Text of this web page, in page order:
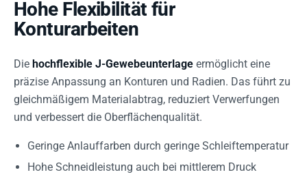
Hohe Flexibilität für
Konturarbeiten
Die hochflexible J-Gewebeunterlage ermöglicht eine
präzise Anpassung an Konturen und Radien. Das führt zu
gleichmäßigem Materialabtrag, reduziert Verwerfungen
und verbessert die Oberflächenqualität.
Geringe Anlauffarben durch geringe Schleiftemperatur
Hohe Schneidleistung auch bei mittlerem Druck